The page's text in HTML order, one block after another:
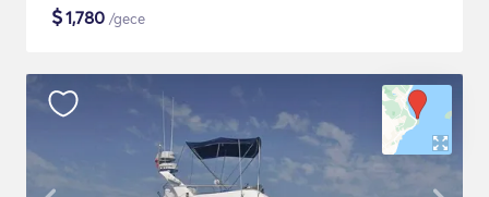
$1,780 /gece